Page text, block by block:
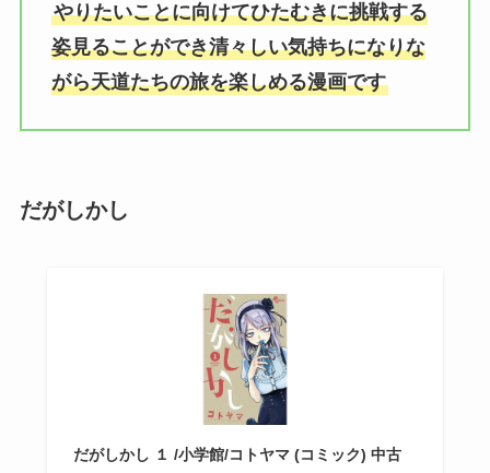
やりたいことに向けてひたむきに挑戦する
姿見ることができ清々しい気持ちになりな
がら天道たちの旅を楽しめる漫画です
だがしかし
だがしかし １ /小学館/コトヤマ (コミック) 中古